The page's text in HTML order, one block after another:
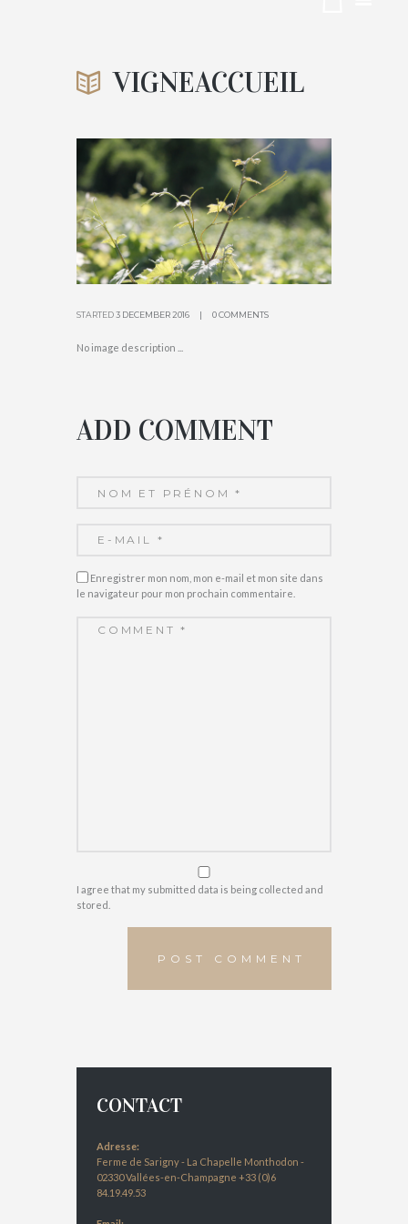
ACCUEIL
VIGNEACCUEIL
STARTED3 DECEMBER 2016 0 COMMENTS
No image description ...
ADD COMMENT
Enregistrer mon nom, mon e-mail et mon site dans
le navigateur pour mon prochain commentaire.
I agree that my submitted data is being collected and
stored.
CONTACT
Adresse:
Ferme de Sarigny - La Chapelle Monthodon -
02330 Vallées-en-Champagne +33 (0)6
84.19.49.53